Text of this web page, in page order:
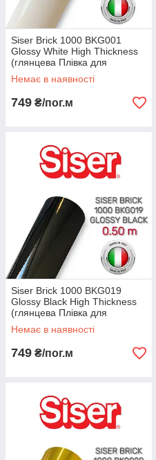
Siser Brick 1000 BKG001
Glossy White High Thickness
(глянцева Плівка для
термопереноса біла)
Немає в наявності
749 ₴/пог.м
Siser Brick 1000 BKG019
Glossy Black High Thickness
(глянцева Плівка для
термопереноса чорна)
Немає в наявності
749 ₴/пог.м